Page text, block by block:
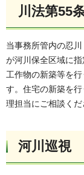
川法第55条
当事務所管内の忍
が河川保全区域に指
工作物の新築等を
す。住宅の新築を
理担当にご相談くだ
河川巡視